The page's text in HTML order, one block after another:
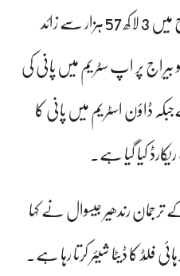
دوسری جانب سندھ میں گڈو بیراج میں 3 لاکھ 57 ہزار سے زائد
پر اپ سٹریم میں پانی کی
کیوسک ہےجبکہ ڈاؤن اسٹریم میں پانی کا
رندھیر جیسوال نے کہا
کا ڈیٹا شیئر کرتا رہا ہے۔